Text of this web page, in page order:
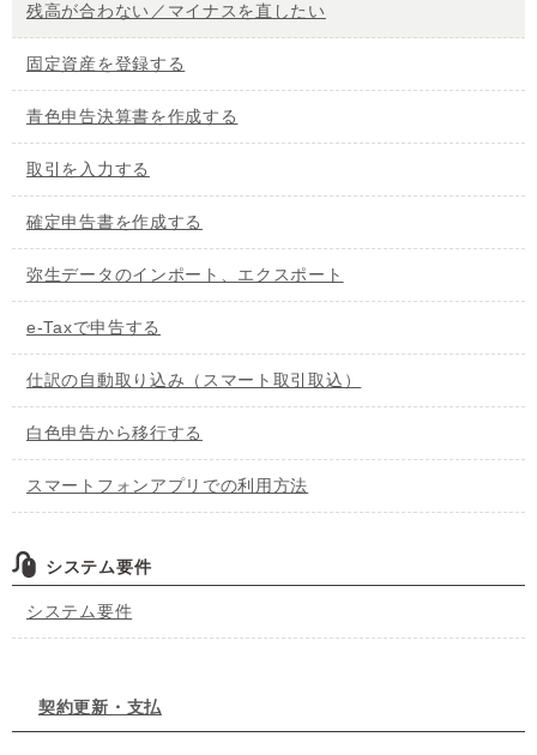
残高が合わない／マイナスを直したい
固定資産を登録する
青色申告決算書を作成する
取引を入力する
確定申告書を作成する
弥生データのインポート、エクスポート
e-Taxで申告する
仕訳の自動取り込み（スマート取引取込）
白色申告から移行する
スマートフォンアプリでの利用方法
システム要件
システム要件
契約更新・支払